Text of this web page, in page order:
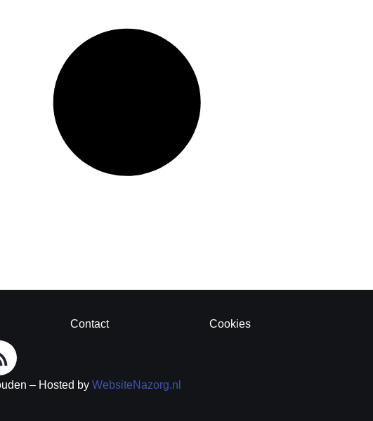
Contact Cookies
– Hosted by WebsiteNazorg.nl